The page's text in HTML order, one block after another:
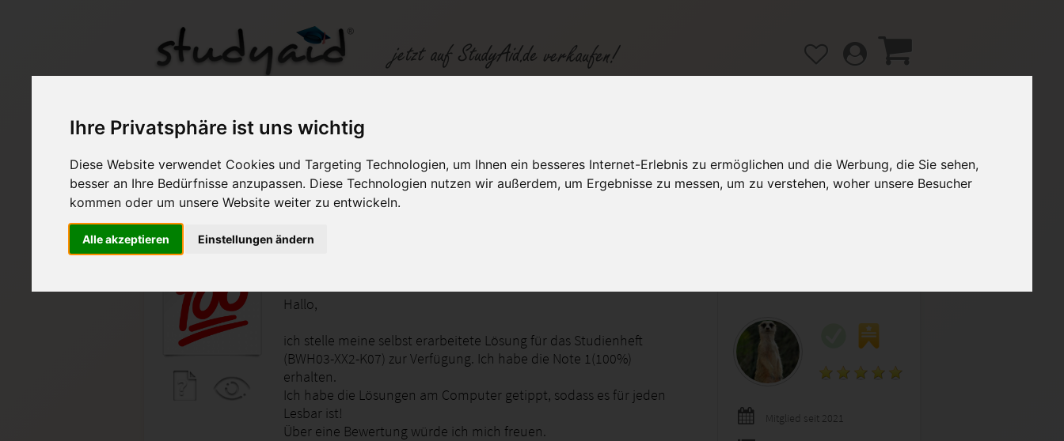
Ihre Privatsphäre ist uns wichtig
Diese Website verwendet Cookies und Targeting Technologien, um Ihnen ein besseres Internet-Erlebnis zu ermöglichen und die Werbung, die Sie sehen,
besser an Ihre Bedürfnisse anzupassen. Diese Technologien nutzen wir außerdem, um Ergebnisse zu messen, um zu verstehen, woher unsere Besucher
kommen oder um unsere Website weiter zu entwickeln.
Alle akzeptieren Einstellungen ändern
Note 1 (100%) BWH03-XX2-K07
Auf StudyAid.de verkaufen Kategorien Studiengänge / Lehrgänge Hilfe / FAQ
Hallo,
ich stelle meine selbst erarbeitete Lösung für das Studienheft
(BWH03-XX2-K07) zur Verfügung. Ich habe die Note 1(100%)
erhalten.
Ich habe die Lösungen am Computer getippt, sodass es für jeden
Lesbar ist!
Über eine Bewertung würde ich mich freuen.
Mitglied seit 2021